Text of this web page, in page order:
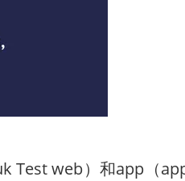
Test web）和app（